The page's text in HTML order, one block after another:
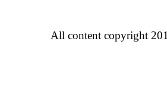
All content copyright